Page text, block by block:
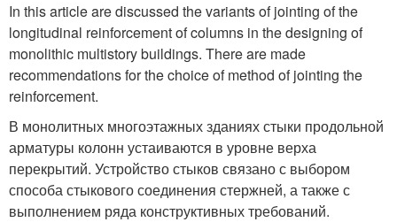
In this article are discussed the variants of jointing of the
longitudinal reinforcement of columns in the designing of
monolithic multistory buildings. There are made
recommendations for the choice of method of jointing the
reinforcement.
В монолитных многоэтажных зданиях стыки продольной
арматуры колонн устаиваются в уровне верха
перекрытий. Устройство стыков связано с выбором
способа стыкового соединения стержней, а также с
выполнением ряда конструктивных требований.